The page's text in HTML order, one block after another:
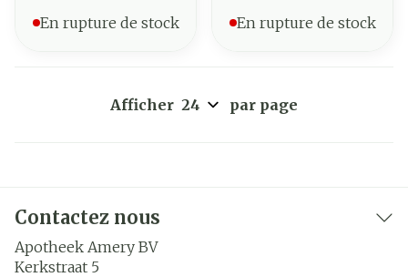
En rupture de stock En rupture de stock
Afficher par page
Contactez nous
Apotheek Amery BV
Kerkstraat 5